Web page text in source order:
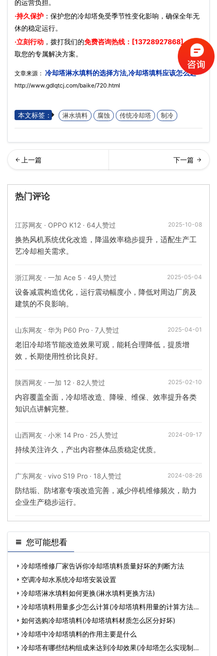
的运营负担。
·持久保护 ：保护您的冷却塔免受季节性变化影响，确保全年无
休的稳定运行。
·立刻行动 ，拨打我们的免费咨询热线：[13728927868]，获
取您的专属解决方案。
文章来源： 冷却塔淋水填料的选择方法,冷却塔填料应该怎么选
http://www.gdlqtcj.com/baike/720.html
本文标签： 淋水填料 腐蚀 传统冷却塔 制冷
填料厂家应该怎么…
热门评论
江苏网友 · OPPO K12 · 64人赞过 2025-10-08
换热风机系统优化改造，降温效率稳步提升，适配生产工
艺冷却相关需求。
浙江网友 · 一加 Ace 5 · 49人赞过 2025-05-04
设备减震构造优化，运行震动幅度小，降低对周边厂房及
建筑的不良影响。
山东网友 · 华为 P60 Pro · 7人赞过 2025-04-01
老旧冷却塔节能改造效果可观，能耗合理降低，提质增
效，长期使用性价比良好。
陕西网友 · 一加 12 · 82人赞过 2025-02-10
内容覆盖全面，冷却塔改造、降噪、维保、效率提升各类
知识点讲解完整。
山西网友 · 小米 14 Pro · 25人赞过 2024-09-17
持续关注许久，产出内容整体品质稳定优质。
广东网友 · vivo S19 Pro · 18人赞过 2024-08-26
防结垢、防堵塞专项改造完善，减少停机维修频次，助力
企业生产稳步运行。
您可能想看
冷却塔维修厂家告诉你冷却塔填料质量好坏的判断方法
空调冷却水系统冷却塔安装设置
冷却塔淋水填料如何更换(淋水填料更换方法)
冷却塔填料用量多少怎么计算(冷却塔填料用量的计算方法不
一 如何选购冷却塔填料(冷却塔填料材质怎么区分好坏)
冷却塔中冷却塔填料的作用主要是什么
冷却塔有哪些结构组成来达到冷却效果(冷却塔怎么实现制冷